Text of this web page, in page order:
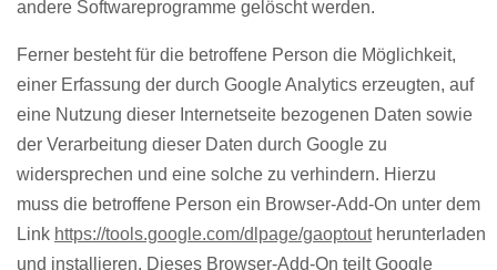
andere Softwareprogramme gelöscht werden.
Ferner besteht für die betroffene Person die Möglichkeit,
einer Erfassung der durch Google Analytics erzeugten, auf
eine Nutzung dieser Internetseite bezogenen Daten sowie
der Verarbeitung dieser Daten durch Google zu
widersprechen und eine solche zu verhindern. Hierzu
muss die betroffene Person ein Browser-Add-On unter dem
Link https://tools.google.com/dlpage/gaoptoutherunterladen
und installieren. Dieses Browser-Add-On teilt Google